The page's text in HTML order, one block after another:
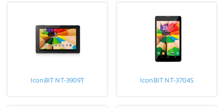
IconBIT NT-3909T IconBIT NT-3704S